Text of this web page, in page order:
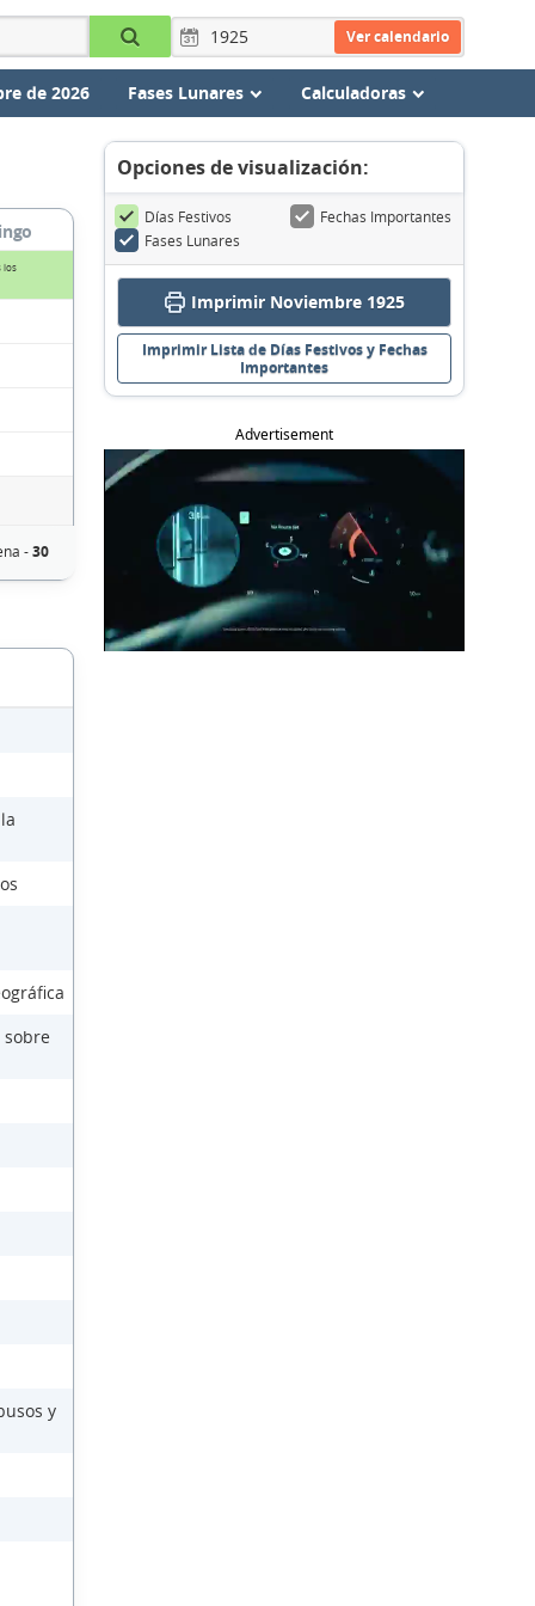
Ver calendario
de 2026 Fases Lunares Calculadoras
los
-30
sobre
y
Opciones de visualización:
Días Festivos
Fechas Importantes
Fases Lunares
Imprimir Noviembre 1925
Imprimir Lista de Días Festivos y Fechas
Importantes
Advertisement